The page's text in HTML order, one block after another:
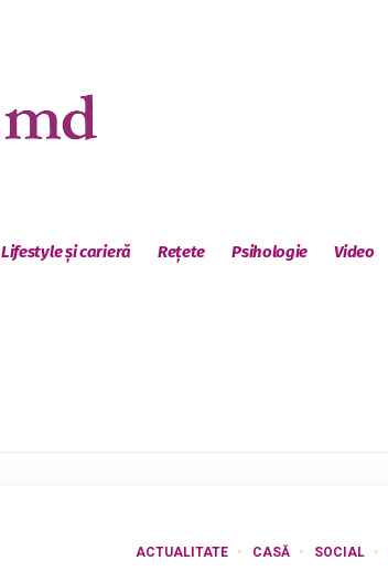
Lifestyle și carieră Rețete Psihologie Video
ACTUALITATE CASĂ SOCIAL